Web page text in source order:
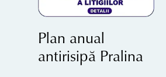
Plan anual
antirisipă Pralina